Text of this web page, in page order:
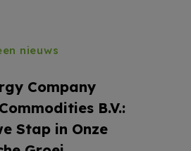
nieuws
Company
B.V.:
Stap in Onze